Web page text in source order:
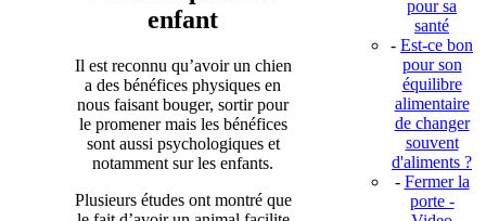
enfant
Il est reconnu qu’avoir un chien
a des bénéfices physiques en
nous faisant bouger, sortir pour
le promener mais les bénéfices
sont aussi psychologiques et
notamment sur les enfants.
Plusieurs études ont montré que
pour sa
santé
- Est-ce bon
pour son
équilibre
alimentaire
de changer
souvent
d'aliments ?
- Fermer la
porte -